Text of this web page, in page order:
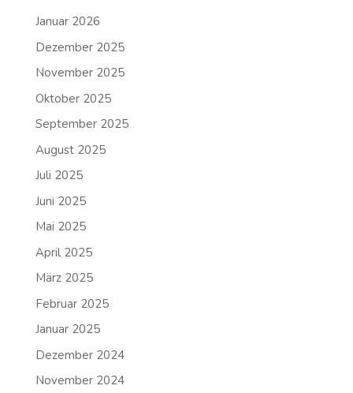
Januar 2026
Dezember 2025
November 2025
Oktober 2025
September 2025
August 2025
Juli 2025
Juni 2025
Mai 2025
April 2025
März 2025
Februar 2025
Januar 2025
Dezember 2024
November 2024